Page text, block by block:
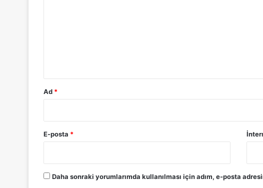
Ad *
E-posta *
Daha sonraki yorumlarımda kullanılması için adım, e-posta